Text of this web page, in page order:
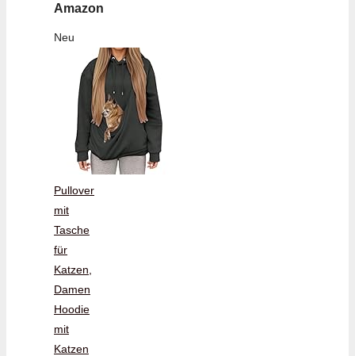
Amazon
Neu
Pullover
mit
Tasche
für
Katzen,
Damen
Hoodie
mit
Katzen